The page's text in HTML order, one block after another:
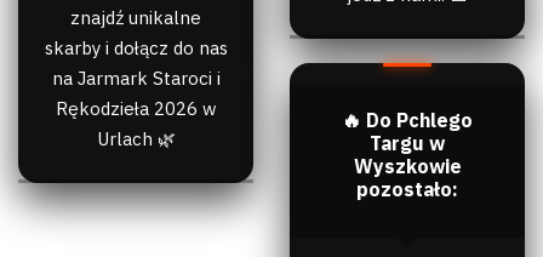
znajdź unikalne
skarby i dołącz do nas
na Jarmark Staroci i
Rękodzieła 2026 w
Urlach 🌿
🔥 Do Pchlego
Targu w
Wyszkowie
pozostało: